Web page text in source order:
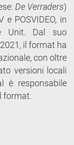
De Verraders)
POSVIDEO, in
Unit. Dal suo
il format ha
con oltre
versioni locali
è responsabile
format.